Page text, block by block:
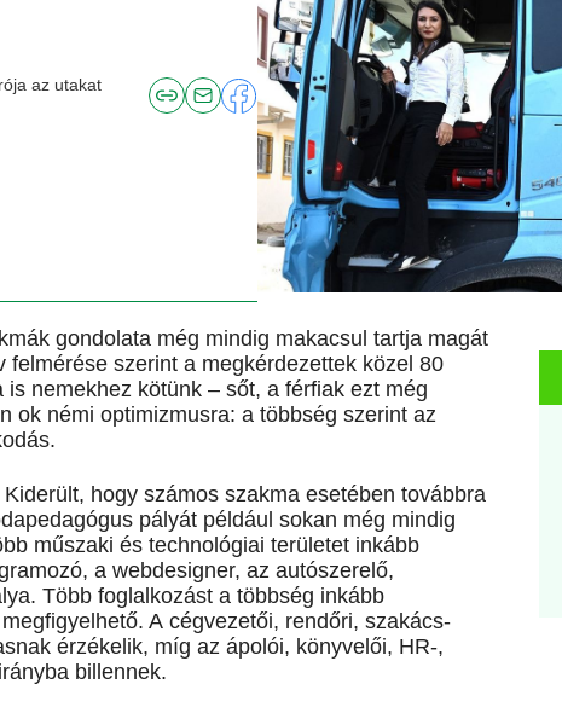
az utakat
gondolata még mindig makacsul tartja magát
szerint a megkérdezettek közel 80
nemekhez kötünk – sőt, a férfiak ezt még
ok némi optimizmusra: a többség szerint az
hogy számos szakma esetében továbbra
pályát például­ sokan még mindig
műszaki és technológiai területet inkább
a webdesigner, az autószerelő,
Több foglalkozást a többség inkább
A cégvezetői, rendőri, szakács-
érzékelik, míg az ápolói, könyvelői, HR-,
billennek.